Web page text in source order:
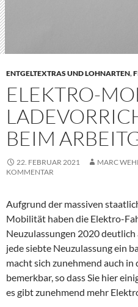
ENTGELTEXTRAS UND LOHNARTEN,
ELEKTRO-
BEIM
22. FEBRUAR 2021 MARC
KOMMENTAR
Aufgrund der massiven
Mobilität haben die Elektro-
Neuzulassungen 2020
jede siebte Neuzulassung ein
macht sich zunehmend auch
bemerkbar, so dass Sie hier
es gibt zunehmend mehr